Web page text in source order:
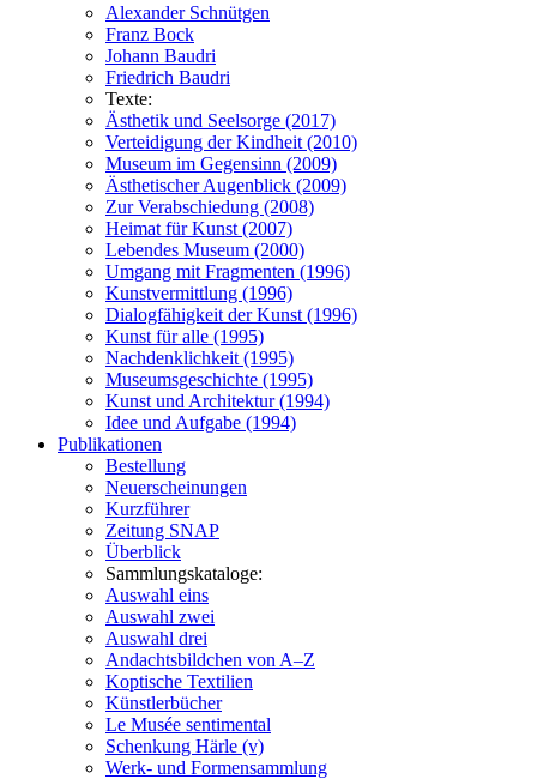
Alexander Schnütgen
Franz Bock
Johann Baudri
Friedrich Baudri
Texte:
Ästhetik und Seelsorge (2017)
Verteidigung der Kindheit (2010)
Museum im Gegensinn (2009)
Ästhetischer Augenblick (2009)
Zur Verabschiedung (2008)
Heimat für Kunst (2007)
Lebendes Museum (2000)
Umgang mit Fragmenten (1996)
Kunstvermittlung (1996)
Dialogfähigkeit der Kunst (1996)
Kunst für alle (1995)
Nachdenklichkeit (1995)
Museumsgeschichte (1995)
Kunst und Architektur (1994)
Idee und Aufgabe (1994)
Publikationen
Bestellung
Neuerscheinungen
Kurzführer
Zeitung SNAP
Überblick
Sammlungskataloge:
Auswahl eins
Auswahl zwei
Auswahl drei
Andachtsbildchen von A–Z
Koptische Textilien
Künstlerbücher
Le Musée sentimental
Schenkung Härle (v)
Werk- und Formensammlung